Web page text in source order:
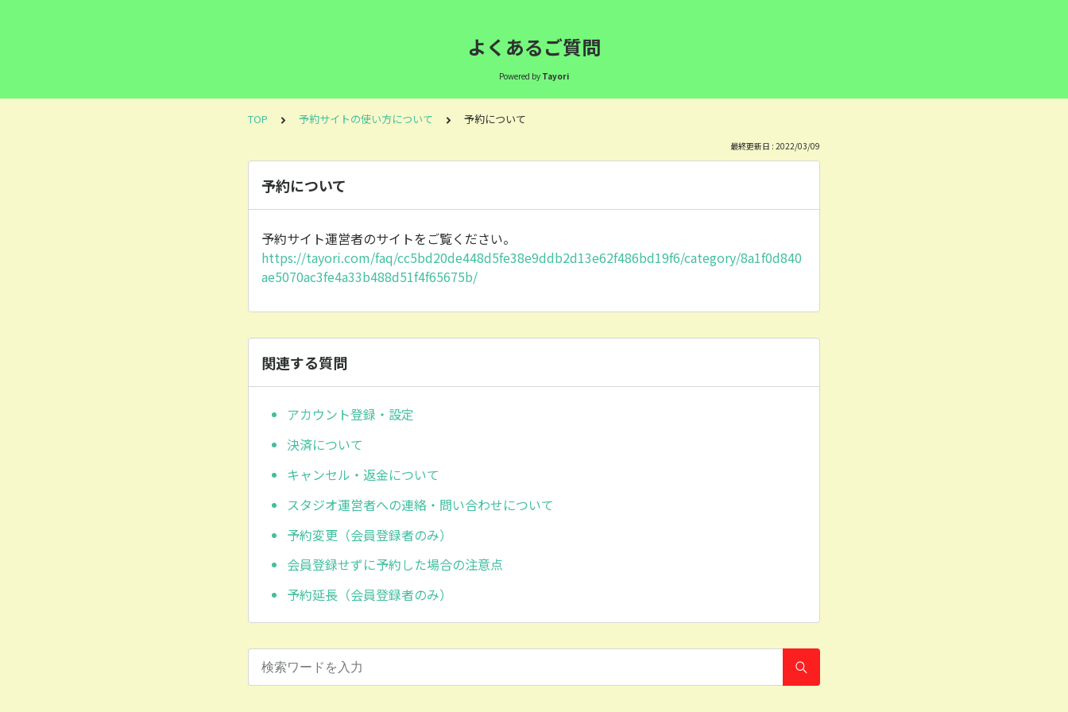
よくあるご質問
Powered by Tayori
TOP 予約サイトの使い方について 予約について
最終更新日 : 2022/03/09
予約について
予約サイト運営者のサイトをご覧ください。
https://tayori.com/faq/cc5bd20de448d5fe38e9ddb2d13e62f486bd19f6/category/8a1f0d840
ae5070ac3fe4a33b488d51f4f65675b/
関連する質問
アカウント登録・設定
決済について
キャンセル・返金について
スタジオ運営者への連絡・問い合わせについて
予約変更（会員登録者のみ）
会員登録せずに予約した場合の注意点
予約延長（会員登録者のみ）